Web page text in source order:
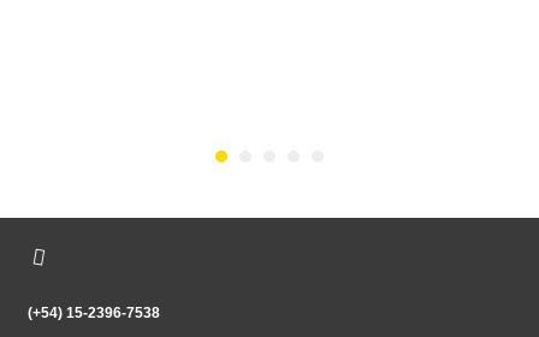
(+54) 15-2396-7538